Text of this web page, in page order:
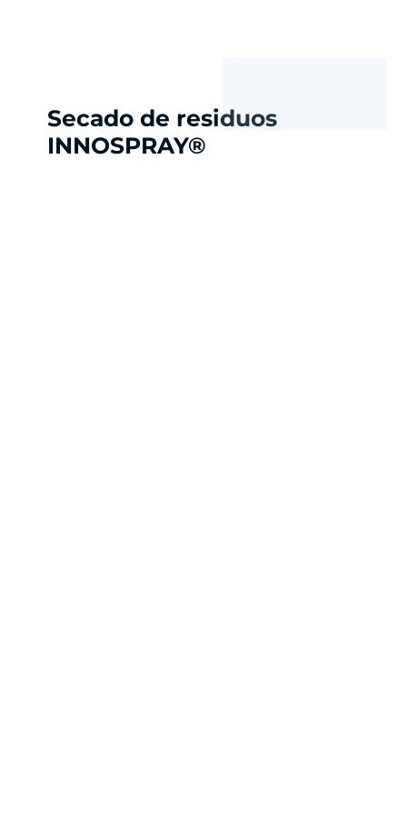
Secado de residuos
INNOSPRAY®